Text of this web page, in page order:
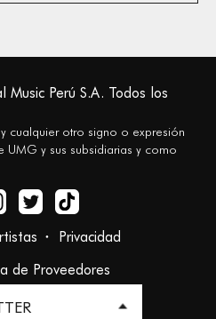
Perú S.A. Todos los
cualquier otro signo o expresión
y sus subsidiarias y como
Privacidad
de Proveedores